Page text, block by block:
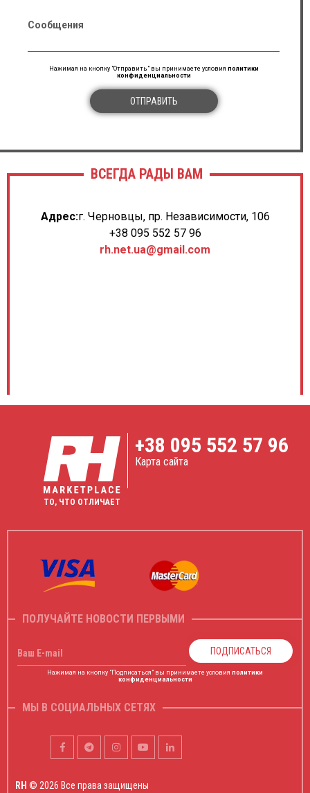
Сообщения
Нажимая на кнопку "Отправить" вы принимаете условия политики
конфиденциальности
ОТПРАВИТЬ
ВСЕГДА РАДЫ ВАМ
Адрес:г. Черновцы, пр. Независимости, 106
+38 095 552 57 96
rh.net.ua@gmail.com
ТО, ЧТО ОТЛИЧАЕТ
+38 095 552 57 96
Карта сайта
ПОЛУЧАЙТЕ НОВОСТИ ПЕРВЫМИ
Ваш E-mail ПОДПИСАТЬСЯ
Нажимая на кнопку "Подписаться" вы принимаете условия политики
конфиденциальности
МЫ В СОЦИАЛЬНЫХ СЕТЯХ
RH © 2026 Все права защищены